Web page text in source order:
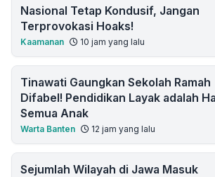
Nasional Tetap Kondusif, Jangan
Terprovokasi Hoaks!
Kaamanan 10 jam yang lalu
Tinawati Gaungkan Sekolah Ramah
Difabel! Pendidikan Layak adalah
Semua Anak
Warta Banten 12 jam yang lalu
Sejumlah Wilayah di Jawa Masuk